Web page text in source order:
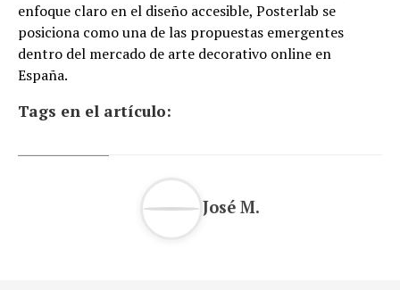
enfoque claro en el diseño accesible, Posterlab se
posiciona como una de las propuestas emergentes
dentro del mercado de arte decorativo online en
España.
Tags en el artículo:
José M.